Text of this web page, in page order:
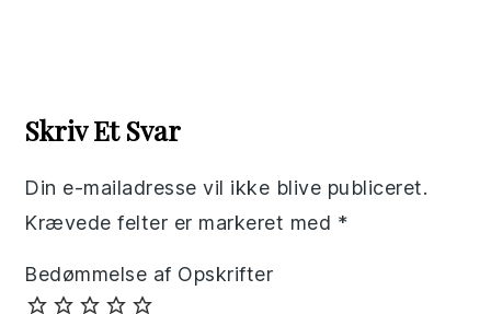
Interactions
Skriv Et Svar
Din e-mailadresse vil ikke blive publiceret.
Krævede felter er markeret med *
Bedømmelse af Opskrifter